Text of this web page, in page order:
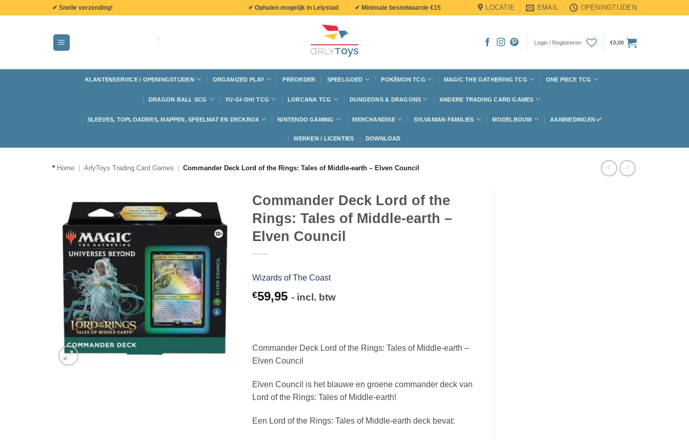
✔ Snelle verzending! ✔ Ophalen mogelijk in Lelystad ✔ Minimale bestelwaarde €15 LOCATIE EMAIL OPENINGTIJDEN
Login / Registreren €0,00
KLANTENSERVICE / OPENINGSTIJDEN ORGANIZED PLAY PREORDER SPEELGOED POKÉMON TCG MAGIC THE GATHERING TCG ONE PIECE TCG
DRAGON BALL SCG YU-GI-OH! TCG LORCANA TCG DUNGEONS & DRAGONS ANDERE TRADING CARD GAMES
SLEEVES, TOPLOADERS, MAPPEN, SPEELMAT EN DECKBOX NINTENDO GAMING MERCHANDISE SYLVANIAN FAMILIES MODELBOUW AANBIEDINGEN ✅
MERKEN / LICENTIES DOWNLOAD
* Home ArlyToys Trading Card Games Commander Deck Lord of the Rings: Tales of Middle-earth – Elven Council
Commander Deck Lord of the
Rings: Tales of Middle-earth –
Elven Council
Wizards of The Coast
€59,95 - incl. btw
Commander Deck Lord of the Rings: Tales of Middle-earth –
Elven Council
Elven Council is het blauwe en groene commander deck van
Lord of the Rings: Tales of Middle-earth!
Een Lord of the Rings: Tales of Middle-earth deck bevat: